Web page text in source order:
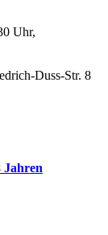
Uhr,
Duss-Str. 8
Jahren